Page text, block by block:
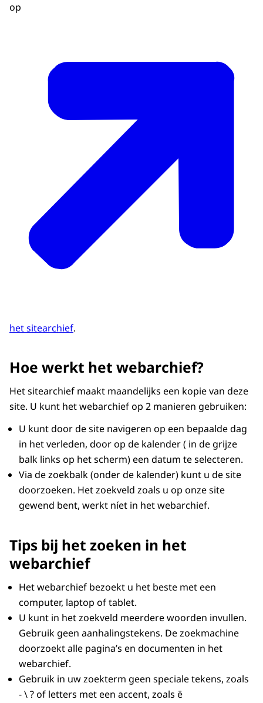
op
het sitearchief.
Hoe werkt het webarchief?
Het sitearchief maakt maandelijks een kopie van deze
site. U kunt het webarchief op 2 manieren gebruiken:
U kunt door de site navigeren op een bepaalde dag
in het verleden, door op de kalender ( in de grijze
balk links op het scherm) een datum te selecteren.
Via de zoekbalk (onder de kalender) kunt u de site
doorzoeken. Het zoekveld zoals u op onze site
gewend bent, werkt níet in het webarchief.
Tips bij het zoeken in het
webarchief
Het webarchief bezoekt u het beste met een
computer, laptop of tablet.
U kunt in het zoekveld meerdere woorden invullen.
Gebruik geen aanhalingstekens. De zoekmachine
doorzoekt alle pagina’s en documenten in het
webarchief.
Gebruik in uw zoekterm geen speciale tekens, zoals
- \ ? of letters met een accent, zoals ë